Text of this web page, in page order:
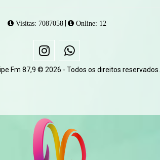
Visitas: 7087058| Online: 12
Fm 87,9 © 2026 - Todos os direitos reservados.